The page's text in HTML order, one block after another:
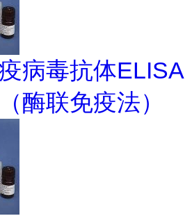
病毒抗体ELISA
酶联免疫法）